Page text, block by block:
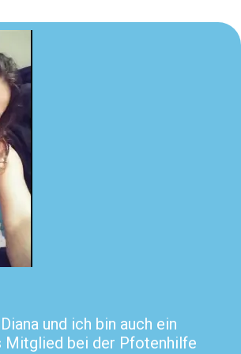
und ich bin auch ein
Mitglied bei der Pfotenhilfe